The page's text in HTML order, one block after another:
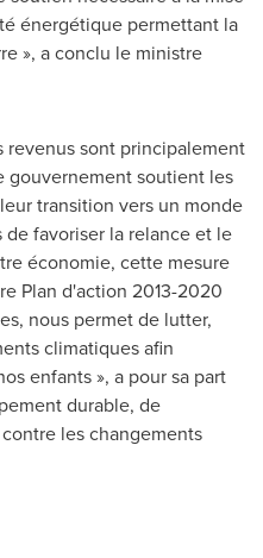
énergétique permettant la
», a conclu le ministre
revenus sont principalement
gouvernement soutient les
transition vers un monde
favoriser la relance et le
économie, cette mesure
Plan d'action 2013-2020
nous permet de lutter,
climatiques afin
enfants », a pour sa part
durable, de
les changements